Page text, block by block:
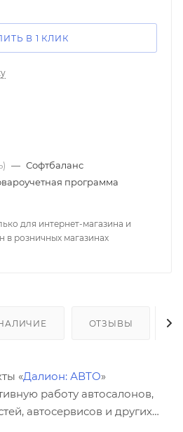
В 1 КЛИК
— Софтбаланс
программа
для интернет-магазина и
в розничных магазинах
ОТЗЫВЫ
«Далион: АВТО»
работу автосалонов,
автосервисов и других